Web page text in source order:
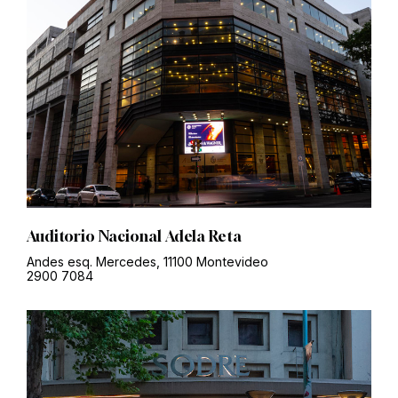
Auditorio Nacional Adela Reta
Andes esq. Mercedes, 11100 Montevideo
2900 7084